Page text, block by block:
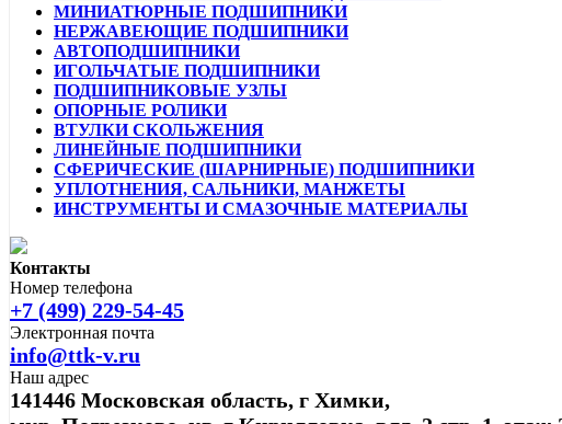
МИНИАТЮРНЫЕ ПОДШИПНИКИ
НЕРЖАВЕЮЩИЕ ПОДШИПНИКИ
АВТОПОДШИПНИКИ
ИГОЛЬЧАТЫЕ ПОДШИПНИКИ
ПОДШИПНИКОВЫЕ УЗЛЫ
ОПОРНЫЕ РОЛИКИ
ВТУЛКИ СКОЛЬЖЕНИЯ
ЛИНЕЙНЫЕ ПОДШИПНИКИ
СФЕРИЧЕСКИЕ (ШАРНИРНЫЕ) ПОДШИПНИКИ
УПЛОТНЕНИЯ, САЛЬНИКИ, МАНЖЕТЫ
ИНСТРУМЕНТЫ И СМАЗОЧНЫЕ МАТЕРИАЛЫ
Контакты
Номер телефона
+7 (499) 229-54-45
Электронная почта
info@ttk-v.ru
Наш адрес
141446 Московская область, г Химки,